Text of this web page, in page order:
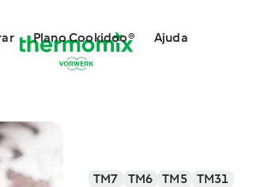
Plano Cookidoo® Ajuda
TM7 TM6 TM5 TM31